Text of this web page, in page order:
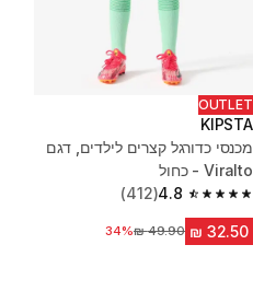
OUTLET
KIPSTA
מכנסי כדורגל קצרים לילדים, דגם
Viralto - כחול
4.8
4.8 out of 5 stars from 412 reviews
(412)
מחיר לפני הנחה‏49.90 ₪
34%